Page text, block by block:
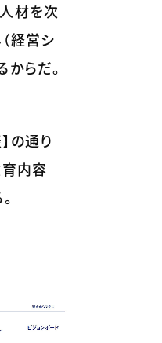
材を次
経営シ
らだ。
の通り
育内容